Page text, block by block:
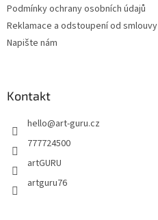
Podmínky ochrany osobních údajů
Reklamace a odstoupení od smlouvy
Napište nám
Kontakt
hello@art-guru.cz
777724500
artGURU
artguru76